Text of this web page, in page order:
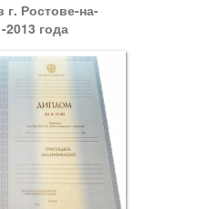
Ростове-на-
2013 года